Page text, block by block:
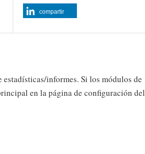
compartir
informes. Si los módulos de
en la página de configuración del